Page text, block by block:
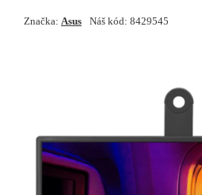
Značka: Asus Náš kód: 8429545